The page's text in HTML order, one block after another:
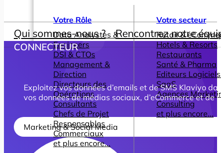
Votre Rôle
Data Analystes &
Engineers
DSI & CTOs
Management &
Direction
Directeurs des
Opérations
Consultants
Chefs de Projet
Responsables
Commerciaux
et plus encore...
Votre secteur
Retail &
Hotels & Resorts
Restaurants
Santé & Pharma
Editeurs
SaaS
Agences
Consulting
et plus encore...
Qui sommes-nous ? Rencontrez notre
CONNECTEUR
Exploitez vos données d’emails et de SMS Klaviyo
vos données de médias sociaux, d’eCommerce et de
Marketing & Social Media